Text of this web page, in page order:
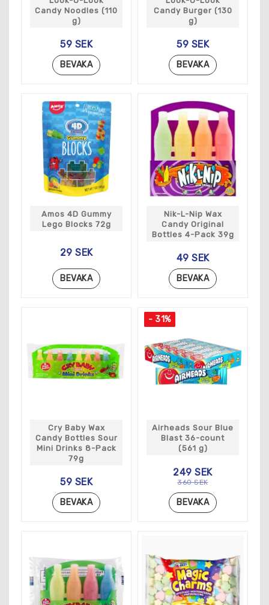
Candy Noodles (110
g)
59 SEK
BEVAKA
Candy Burger (130
g)
59 SEK
BEVAKA
Amos 4D Gummy
Lego Blocks 72g
29 SEK
BEVAKA
Nik-L-Nip Wax
Candy Original
Bottles 4-Pack 39g
49 SEK
BEVAKA
Cry Baby Wax
Candy Bottles Sour
Mini Drinks 8-Pack
79g
59 SEK
BEVAKA
- 31%
Airheads Sour Blue
Blast 36-count
(561 g)
360 SEK
249 SEK
BEVAKA